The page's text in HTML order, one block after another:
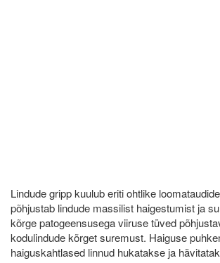
Lindude gripp kuulub eriti ohtlike
põhjustab lindude massilist haigestumist ja
kõrge patogeensusega viiruse tüved
kodulindude kõrget suremust. Haiguse
haiguskahtlased linnud hukatakse ja